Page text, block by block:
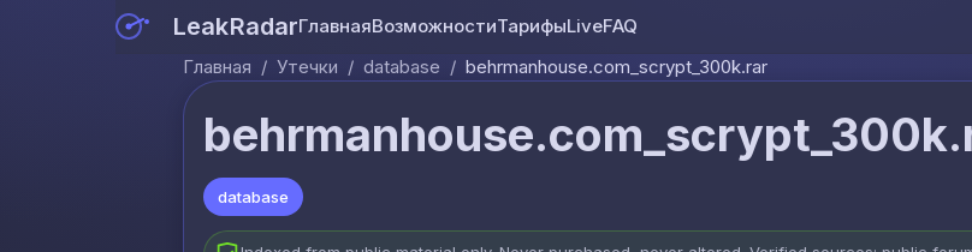
LeakRadarГлавнаяВозможностиТарифыLiveFAQ
Главная / Утечки / database / behrmanhouse.com_scrypt_300k.rar
database